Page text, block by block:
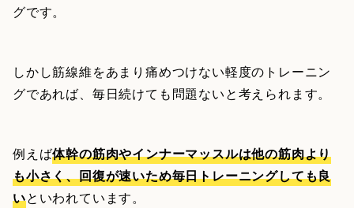
グです。
しかし筋線維をあまり痛めつけない軽度のトレーニン
グであれば、毎日続けても問題ないと考えられます。
例えば体幹の筋肉やインナーマッスルは他の筋肉より
も小さく、回復が速いため毎日トレーニングしても良
いといわれています。